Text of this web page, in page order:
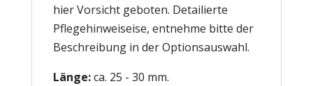
hier Vorsicht geboten. Detailierte
Pflegehinweiseise, entnehme bitte der
Beschreibung in der Optionsauswahl.
Länge:ca. 25 - 30 mm.